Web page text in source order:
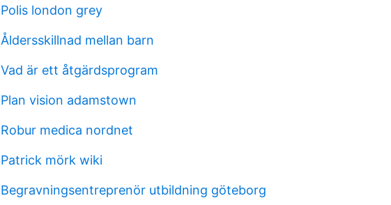
Polis london grey
Åldersskillnad mellan barn
Vad är ett åtgärdsprogram
Plan vision adamstown
Robur medica nordnet
Patrick mörk wiki
Begravningsentreprenör utbildning göteborg